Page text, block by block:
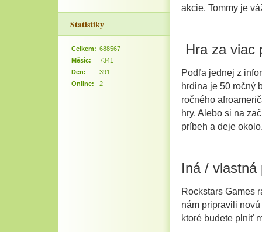
Statistiky
Online: 2
Celkem: 688567
Měsíc:
7341
Den:
391
akcie. Tommy je
Hra za viac
Podľa jednej z
hrdina je 50 ročný
ročného
hry. Alebo si na
príbeh a deje
Iná / vlastná
Rockstars Games
nám pripravili
ktoré budete plniť